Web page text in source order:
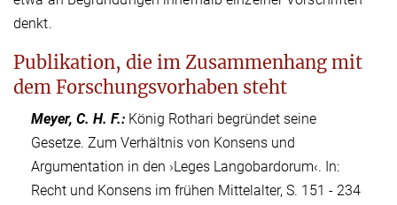
denkt.
Publikation, die im Zusammenhang mit
dem Forschungsvorhaben steht
Meyer, C. H. F.: König Rothari begründet seine
Gesetze. Zum Verhältnis von Konsens und
Argumentation in den ›Leges Langobardorum‹. In:
Recht und Konsens im frühen Mittelalter, S. 151 - 234